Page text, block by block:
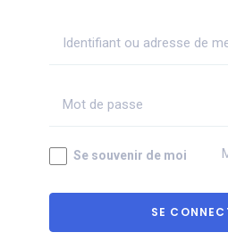
Se souvenir de moi